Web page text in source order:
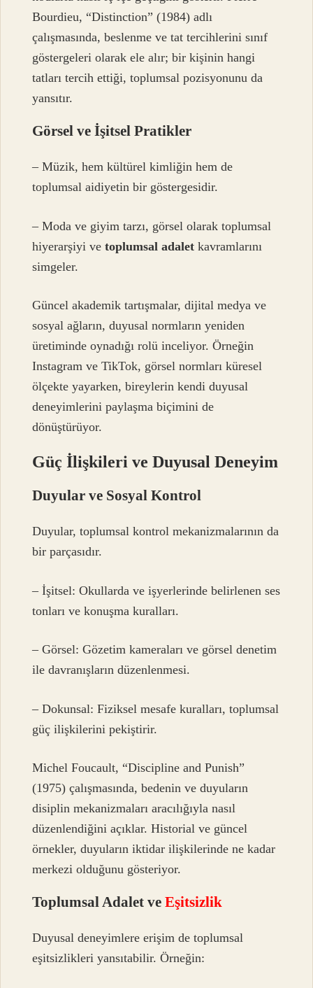
Bourdieu, “Distinction” (1984) adlı
çalışmasında, beslenme ve tat tercihlerini sınıf
göstergeleri olarak ele alır; bir kişinin hangi
tatları tercih ettiği, toplumsal pozisyonunu da
yansıtır.
Görsel ve İşitsel Pratikler
– Müzik, hem kültürel kimliğin hem de
toplumsal aidiyetin bir göstergesidir.
– Moda ve giyim tarzı, görsel olarak toplumsal
hiyerarşiyi vetoplumsal adalet kavramlarını
simgeler.
Güncel akademik tartışmalar, dijital medya ve
sosyal ağların, duyusal normların yeniden
üretiminde oynadığı rolü inceliyor. Örneğin
Instagram ve TikTok, görsel normları küresel
ölçekte yayarken, bireylerin kendi duyusal
deneyimlerini paylaşma biçimini de
dönüştürüyor.
Güç İlişkileri ve Duyusal Deneyim
Duyular ve Sosyal Kontrol
Duyular, toplumsal kontrol mekanizmalarının da
bir parçasıdır.
– İşitsel: Okullarda ve işyerlerinde belirlenen ses
tonları ve konuşma kuralları.
– Görsel: Gözetim kameraları ve görsel denetim
ile davranışların düzenlenmesi.
– Dokunsal: Fiziksel mesafe kuralları, toplumsal
güç ilişkilerini pekiştirir.
Michel Foucault, “Discipline and Punish”
(1975) çalışmasında, bedenin ve duyuların
disiplin mekanizmaları aracılığıyla nasıl
düzenlendiğini açıklar. Historial ve güncel
örnekler, duyuların iktidar ilişkilerinde ne kadar
merkezi olduğunu gösteriyor.
Toplumsal Adalet veEşitsizlik
Duyusal deneyimlere erişim de toplumsal
eşitsizlikleri yansıtabilir. Örneğin: